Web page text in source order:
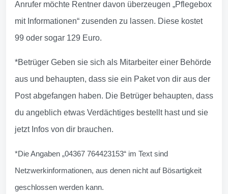
Anrufer möchte Rentner davon überzeugen „Pflegebox
mit Informationen“ zusenden zu lassen. Diese kostet
99 oder sogar 129 Euro.
*Betrüger Geben sie sich als Mitarbeiter einer Behörde
aus und behaupten, dass sie ein Paket von dir aus der
Post abgefangen haben. Die Betrüger behaupten, dass
du angeblich etwas Verdächtiges bestellt hast und sie
jetzt Infos von dir brauchen.
*Die Angaben „04367 764423153“ im Text sind
Netzwerkinformationen, aus denen nicht auf Bösartigkeit
geschlossen werden kann.